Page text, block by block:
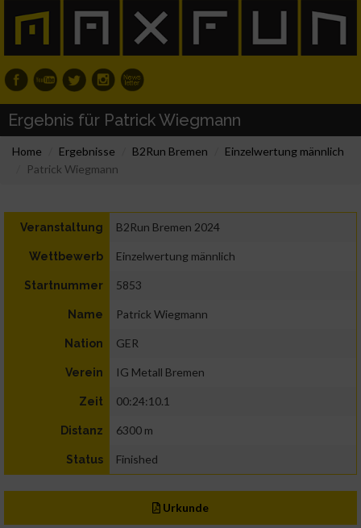
Ergebnis für Patrick Wiegmann
Home Ergebnisse B2Run Bremen
Einzelwertung männlich
Patrick Wiegmann
Veranstaltung B2Run Bremen 2024
Wettbewerb Einzelwertung männlich
Startnummer 5853
Name Patrick Wiegmann
Nation GER
Verein IG Metall Bremen
Zeit 00:24:10.1
Distanz 6300 m
Status Finished
Urkunde